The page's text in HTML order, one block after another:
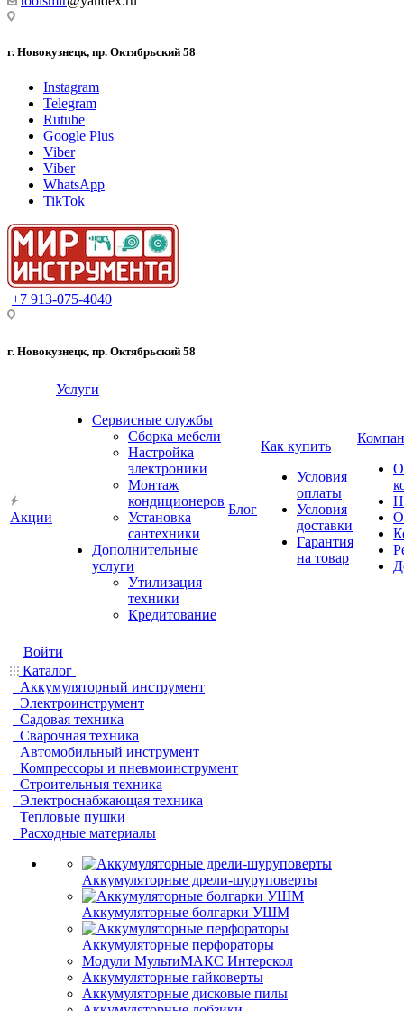
г. Новокузнецк, пр. Октябрьский 58
Instagram
Telegram
Rutube
Google Plus
Viber
Viber
WhatsApp
TikTok
+7 913-075-4040
г. Новокузнецк, пр. Октябрьский 58
Акции
Услуги
Сервисные службы
Сборка мебели
Настройка
электроники
Монтаж
кондиционеров
Установка
сантехники
Дополнительные
услуги
Утилизация
техники
Кредитование
Блог
Как купить
Условия
оплаты
Условия
доставки
Гарантия
на товар
О
Войти
Каталог
Аккумуляторный инструмент
Электроинструмент
Садовая техника
Сварочная техника
Автомобильный инструмент
Компрессоры и пневмоинструмент
Строительныя техника
Электроснабжающая техника
Тепловые пушки
Расходные материалы
Аккумуляторные дрели-шуруповерты
Аккумуляторные болгарки УШМ
Аккумуляторные перфораторы
Модули МультиМАКС Интерскол
Аккумуляторные гайковерты
Аккумуляторные дисковые пилы